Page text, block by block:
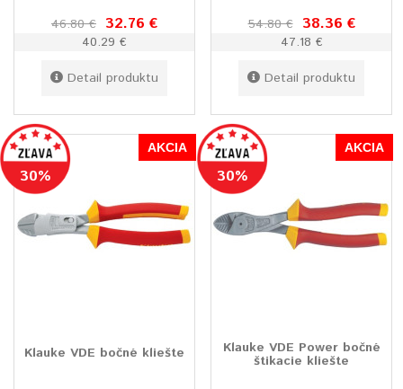
46.80 € 32.76 €
40.29 €
Detail produktu
54.80 € 38.36 €
47.18 €
Detail produktu
30%
AKCIA
Klauke VDE bočné kliešte
30%
AKCIA
Klauke VDE Power bočné
štikacie kliešte